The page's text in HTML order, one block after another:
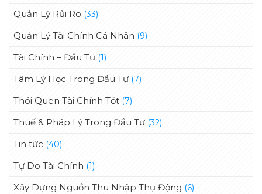
Quản Lý Rủi Ro (33)
Quản Lý Tài Chính Cá Nhân (9)
Tài Chính – Đầu Tư (1)
Tâm Lý Học Trong Đầu Tư (7)
Thói Quen Tài Chính Tốt (7)
Thuế & Pháp Lý Trong Đầu Tư (32)
Tin tức (40)
Tự Do Tài Chính (1)
Xây Dựng Nguồn Thu Nhập Thụ Động (6)